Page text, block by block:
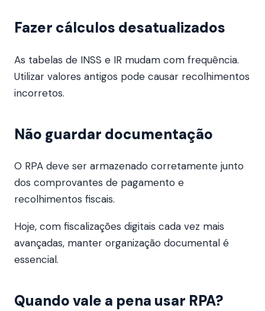
Fazer cálculos desatualizados
As tabelas de INSS e IR mudam com frequência.
Utilizar valores antigos pode causar recolhimentos
incorretos.
Não guardar documentação
O RPA deve ser armazenado corretamente junto
dos comprovantes de pagamento e
recolhimentos fiscais.
Hoje, com fiscalizações digitais cada vez mais
avançadas, manter organização documental é
essencial.
Quando vale a pena usar RPA?